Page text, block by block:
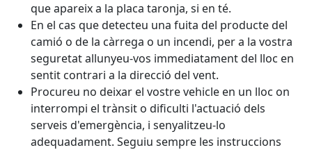
que apareix a la placa taronja, si en té.
En el cas que detecteu una fuita del producte del
camió o de la càrrega o un incendi, per a la vostra
seguretat allunyeu-vos immediatament del lloc en
sentit contrari a la direcció del vent.
Procureu no deixar el vostre vehicle en un lloc on
interrompi el trànsit o dificulti l'actuació dels
serveis d'emergència, i senyalitzeu-lo
adequadament. Seguiu sempre les instruccions